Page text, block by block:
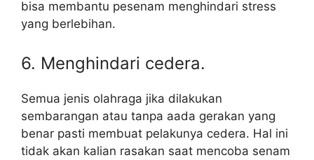
bisa membantu pesenam menghindari stress
yang berlebihan.
6. Menghindari cedera.
Semua jenis olahraga jika dilakukan
sembarangan atau tanpa aada gerakan yang
benar pasti membuat pelakunya cedera. Hal ini
tidak akan kalian rasakan saat mencoba senam